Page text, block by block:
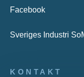
KONTAKT
Facebook
Sveriges Industri